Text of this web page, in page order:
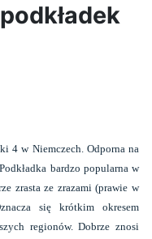
4 w Niemczech. Odporna na
bardzo popularna w
zrasta ze zrazami (prawie w
się krótkim okresem
regionów. Dobrze znosi